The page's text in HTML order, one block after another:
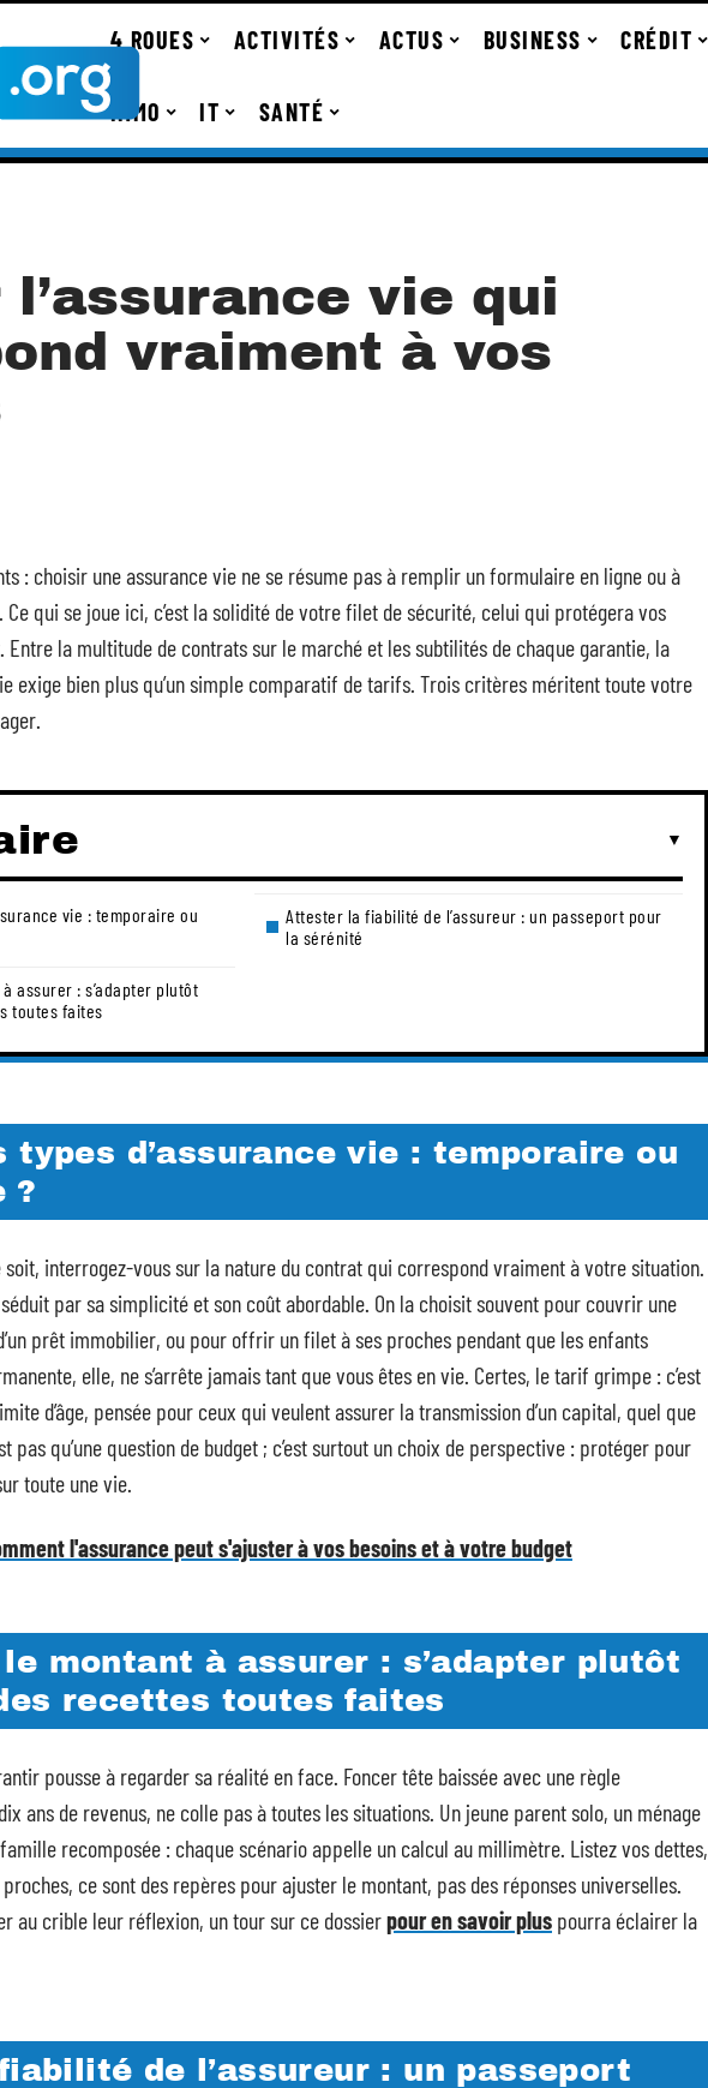
4 ROUES ACTIVITÉS ACTUS BUSINESS CRÉDIT
IMMO IT SANTÉ
l’assurance vie qui
vraiment à vos
: choisir une assurance vie ne se résume pas à remplir un formulaire en ligne ou à
qui se joue ici, c’est la solidité de votre filet de sécurité, celui qui protégera vos
Entre la multitude de contrats sur le marché et les subtilités de chaque garantie, la
exige bien plus qu’un simple comparatif de tarifs. Trois critères méritent toute votre
vie : temporaire ou
assurer : s’adapter plutôt
toutes faites
Attester la fiabilité de l’assureur : un passeport pour
la sérénité
types d’assurance vie : temporaire ou
?
soit, interrogez-vous sur la nature du contrat qui correspond vraiment à votre situation.
par sa simplicité et son coût abordable. On la choisit souvent pour couvrir une
prêt immobilier, ou pour offrir un filet à ses proches pendant que les enfants
elle, ne s’arrête jamais tant que vous êtes en vie. Certes, le tarif grimpe : c’est
d’âge, pensée pour ceux qui veulent assurer la transmission d’un capital, quel que
pas qu’une question de budget ; c’est surtout un choix de perspective : protéger pour
toute une vie.
l'assurance peut s'ajuster à vos besoins et à votre budget
montant à assurer : s’adapter plutôt
recettes toutes faites
pousse à regarder sa réalité en face. Foncer tête baissée avec une règle
ans de revenus, ne colle pas à toutes les situations. Un jeune parent solo, un ménage
recomposée : chaque scénario appelle un calcul au millimètre. Listez vos dettes,
ce sont des repères pour ajuster le montant, pas des réponses universelles.
au crible leur réflexion, un tour sur ce dossierpour en savoir plus pourra éclairer la
de l’assureur : un passeport